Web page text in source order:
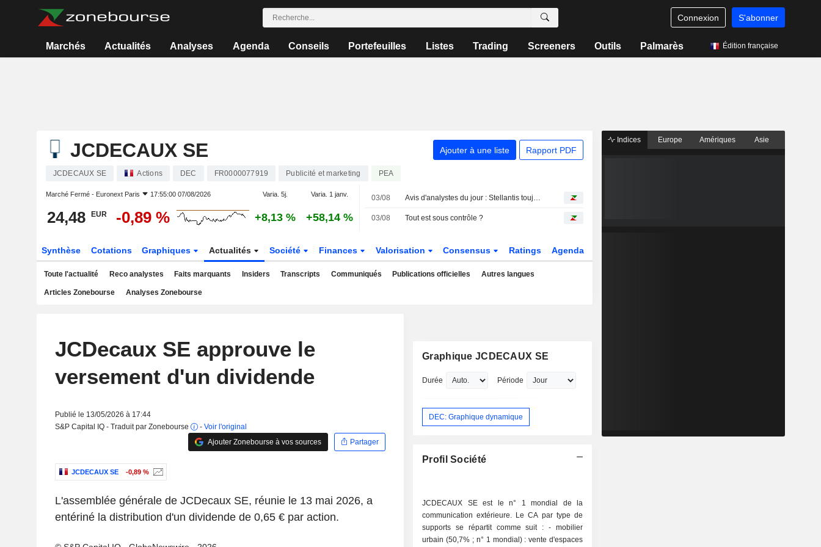
Connexion S'abonner
Marchés Actualités Analyses Agenda Conseils Portefeuilles Listes Trading Screeners Outils Palmarès Édition française
JCDECAUX SE Ajouter à une liste Rapport PDF
JCDECAUX SE Actions DEC FR0000077919 Publicité et marketing PEA
Marché Fermé - Euronext Paris 17:55:00 07/08/2026 Varia. 5j. Varia. 1 janv.
24,48 EUR -0,89 % +8,13 % +58,14 %
03/08 Avis d'analystes du jour : Stellantis toujours sous pression, KBW revalorise les banques françaises
03/08 Tout est sous contrôle ?
Synthèse Cotations Graphiques Actualités Société Finances Valorisation Consensus Ratings Agenda
Toute l'actualité Reco analystes Faits marquants Insiders Transcripts Communiqués Publications officielles Autres langues
Articles Zonebourse Analyses Zonebourse
JCDecaux SE approuve le
versement d'un dividende
Publié le 13/05/2026 à 17:44
S&P Capital IQ - Traduit par Zonebourse
- Voir l'original
Ajouter Zonebourse à vos sources
Partager
JCDECAUX SE -0,89 %
L'assemblée générale de JCDecaux SE, réunie le 13 mai 2026, a
entériné la distribution d'un dividende de 0,65 € par action.
Graphique JCDECAUX SE
Durée Période
DEC: Graphique dynamique
Profil Société
JCDECAUX SE est le n° 1 mondial de la
communication extérieure. Le CA par type de
supports se répartit comme suit : - mobilier
urbain (50,7% ; n° 1 mondial) : vente d'espaces
Indices Europe Amériques Asie